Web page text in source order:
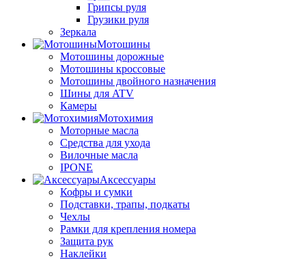
Грипсы руля
Грузики руля
Зеркала
Мотошины
Мотошины дорожные
Мотошины кроссовые
Мотошины двойного назначения
Шины для ATV
Камеры
Мотохимия
Моторные масла
Средства для ухода
Вилочные масла
IPONE
Аксессуары
Кофры и сумки
Подставки, трапы, подкаты
Чехлы
Рамки для крепления номера
Защита рук
Наклейки